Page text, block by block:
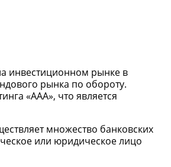
инвестиционном рынке в
рынка по обороту.
«ААА», что является
множество банковских
или юридическое лицо